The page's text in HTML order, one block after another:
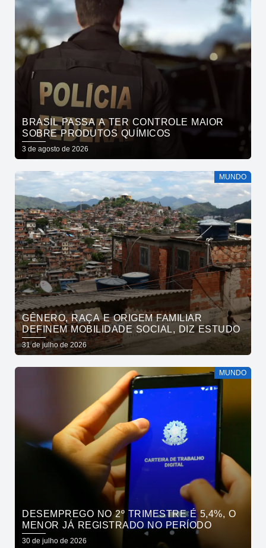
BRASIL PASSA A TER CONTROLE MAIOR
SOBRE PRODUTOS QUÍMICOS
3 de agosto de 2026
MUNDO
GÊNERO, RAÇA E ORIGEM FAMILIAR
DEFINEM MOBILIDADE SOCIAL, DIZ ESTUDO
31 de julho de 2026
MUNDO
DESEMPREGO NO 2º TRIMESTRE É 5,4%, O
MENOR JÁ REGISTRADO NO PERÍODO
30 de julho de 2026